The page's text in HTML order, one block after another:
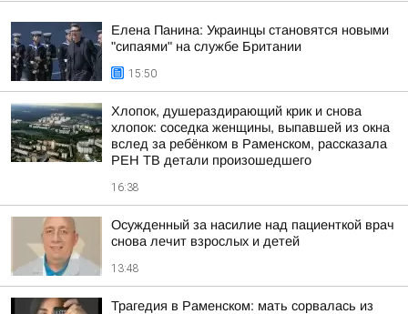
Елена Панина: Украинцы становятся новыми
"сипаями" на службе Британии
15:50
Хлопок, душераздирающий крик и снова
хлопок: соседка женщины, выпавшей из окна
вслед за ребёнком в Раменском, рассказала
РЕН ТВ детали произошедшего
16:38
Осужденный за насилие над пациенткой врач
снова лечит взрослых и детей
13:48
Трагедия в Раменском: мать сорвалась из